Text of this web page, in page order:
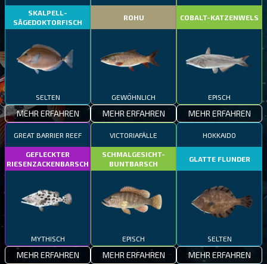
SKALPELL-
SÄGEDOKTORFISCH
SELTEN
MEHR ERFAHREN
ROHU
GEWÖHNLICH
MEHR ERFAHREN
COBALT-KATZENWELS
EPISCH
MEHR ERFAHREN
GREAT BARRIER REEF
GEFLECKTER
RIESENZACKENBARSCH
MYTHISCH
MEHR ERFAHREN
VICTORIAFÄLLE
SCHMALGESICHT-
BUNTBARSCH
EPISCH
MEHR ERFAHREN
HOKKAIDO
GLATTE FLUNDER
SELTEN
MEHR ERFAHREN